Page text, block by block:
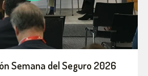
Semana del Seguro 2026